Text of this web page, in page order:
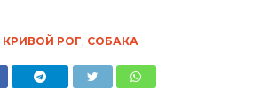
КРИВОЙ РОГ СОБАКА